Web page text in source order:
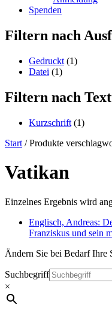
Spenden
Skip
to
Filtern nach
Gedruckt (1)
Datei (1)
Filtern nach
Kurzschrift (1)
Start / Produkte
Vatikan
Einzelnes Ergebnis wird
Englisch, Andreas:
Franziskus und sein
Ändern Sie bei Bedarf Ihre
Suchbegriff
×